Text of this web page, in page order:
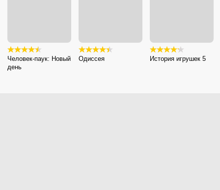
Человек-паук: Новый
день
Одиссея История игрушек 5